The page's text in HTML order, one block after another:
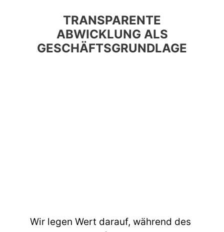
TRANSPARENTE
ABWICKLUNG ALS
GESCHÄFTSGRUNDLAGE
Wir legen Wert darauf, während des